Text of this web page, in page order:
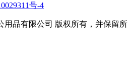
号-4
用品有限公司 版权所有，并保留所